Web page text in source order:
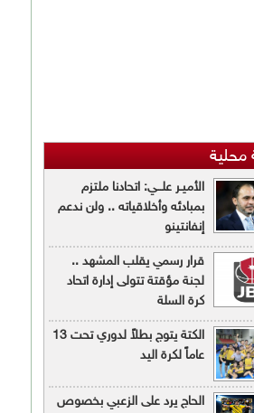
محلية
الأميـر علـــي: اتحادنا ملتزم
بمبادئه وأخلاقياته .. ولن ندعم
إنفانتينو
قرار رسمي يقلب المشهد ..
لجنة مؤقتة تتولى إدارة اتحاد
كرة السلة
الكتة يتوج بطلاً لدوري تحت 13
عاماً لكرة اليد
الحاج يرد على الزعبي بخصوص